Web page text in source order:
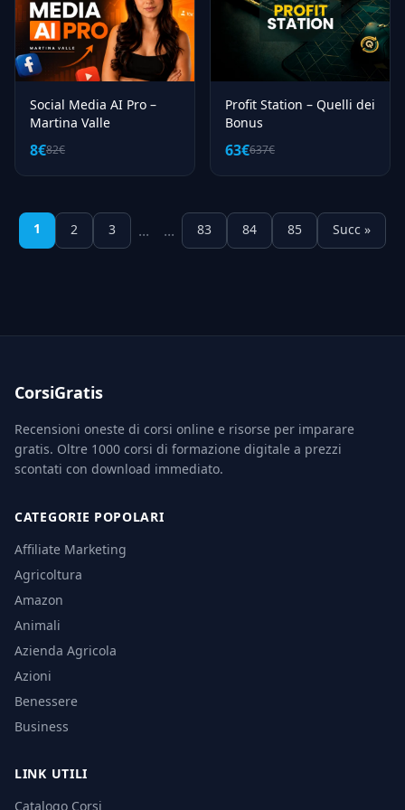
Social Media AI Pro –
Martina Valle
8€82€
Profit Station – Quelli dei
Bonus
63€637€
1 2 3 ... ... 83 84 85 Succ »
CorsiGratis
Recensioni oneste di corsi online e risorse per imparare
gratis. Oltre 1000 corsi di formazione digitale a prezzi
scontati con download immediato.
CATEGORIE POPOLARI
Affiliate Marketing
Agricoltura
Amazon
Animali
Azienda Agricola
Azioni
Benessere
Business
LINK UTILI
Catalogo Corsi